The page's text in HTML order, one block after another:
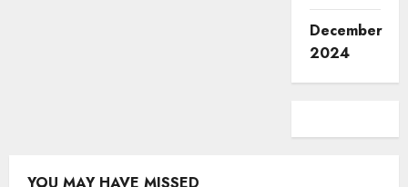
December
2024